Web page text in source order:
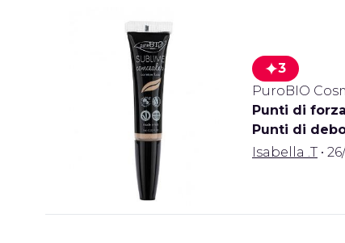
3
PuroBIO
Punti di
Punti di
Isabella .T •